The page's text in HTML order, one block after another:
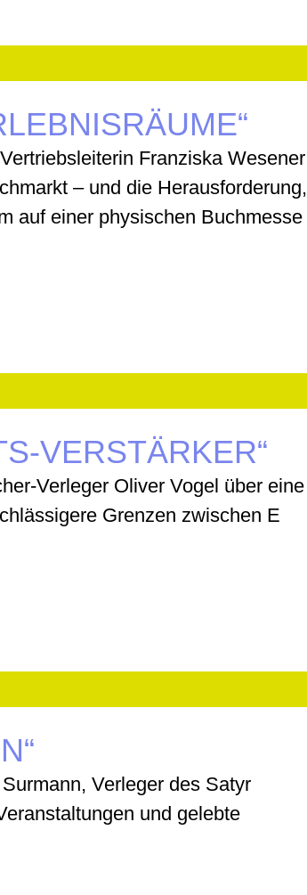
Franziska Wesener
– und die Herausforderung,
auf einer physischen Buchmesse
VERSTÄRKER“
Verleger Oliver Vogel über eine
Grenzen zwischen E
Verleger des Satyr
und gelebte